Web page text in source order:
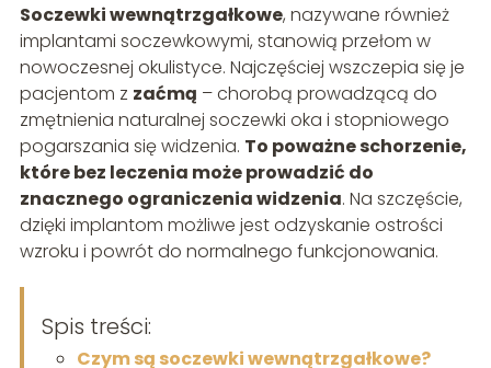
Soczewki wewnątrzgałkowe, nazywane również
implantami soczewkowymi, stanowią przełom w
nowoczesnej okulistyce. Najczęściej wszczepia się je
pacjentom z zaćmą – chorobą prowadzącą do
zmętnienia naturalnej soczewki oka i stopniowego
pogarszania się widzenia. To poważne schorzenie,
które bez leczenia może prowadzić do
znacznego ograniczenia widzenia. Na szczęście,
dzięki implantom możliwe jest odzyskanie ostrości
wzroku i powrót do normalnego funkcjonowania.
Spis treści:
Czym są soczewki wewnątrzgałkowe?